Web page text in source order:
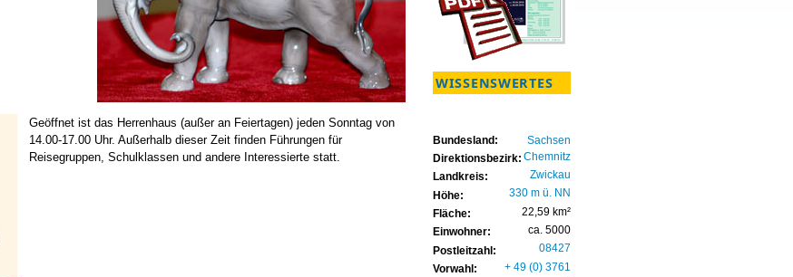
Geöffnet ist das Herrenhaus (außer an Feiertagen) jeden Sonntag von
14.00-17.00 Uhr. Außerhalb dieser Zeit finden Führungen für
Reisegruppen, Schulklassen und andere Interessierte statt.
WISSENSWERTES
Bundesland:
Sachsen
Direktionsbezirk: Chemnitz
Landkreis:
Zwickau
Höhe:
330 m ü. NN
Fläche:
22,59 km²
Einwohner:
ca. 5000
Postleitzahl:
08427
Vorwahl:
+ 49 (0) 3761